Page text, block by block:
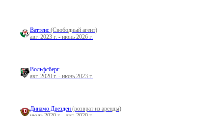
Ваттенс (Свободный агент)
авг. 2023 г. - июнь 2026 г.
Вольфсберг
авг. 2020 г. - июнь 2023 г.
Динамо Дрезден (возврат из аренды)